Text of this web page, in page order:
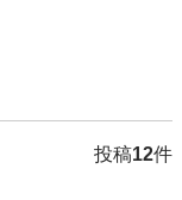
投稿12件